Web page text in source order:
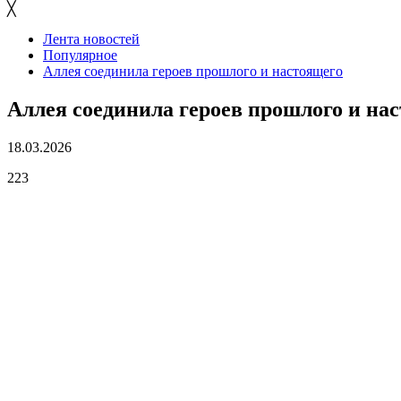
╳
Лента новостей
Популярное
Аллея соединила героев прошлого и настоящего
Аллея соединила героев прошлого и
18.03.2026
223